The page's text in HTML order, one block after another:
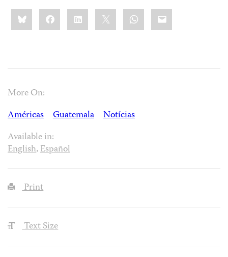
Share
this:BlueskyFacebookLinkedIn WhatsApp
Email
More On:
Américas
Guatemala
Notícias
Available in:
English,Español
Print
Text Size